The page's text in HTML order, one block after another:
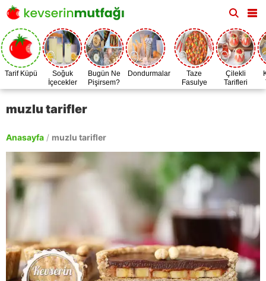
Tarif Küpü
Soğuk
İçecekler
Bugün Ne
Pişirsem?
Dondurmalar
Taze
Fasulye
Zamanı
Çilekli
Tarifleri
muzlu tarifler
Anasayfa / muzlu tarifler